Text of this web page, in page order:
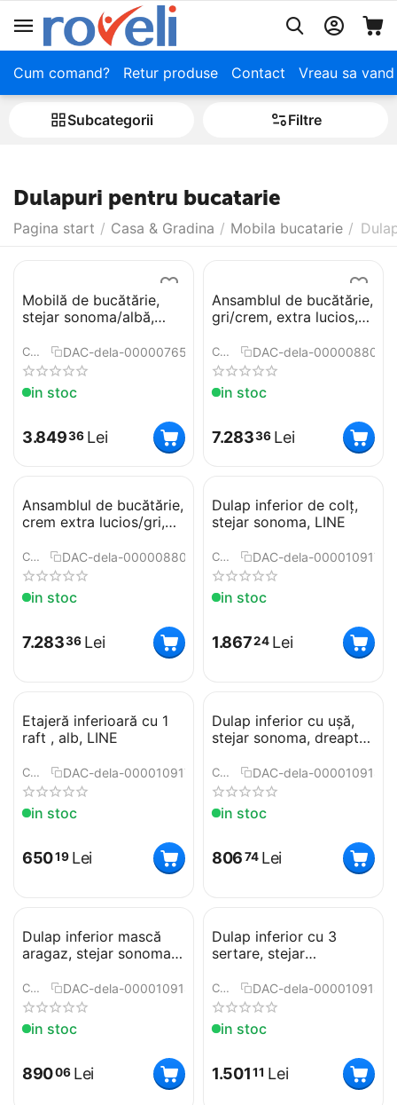
Cum comand? Retur produse Contact Vreau sa
Subcategorii Filtre
Dulapuri pentru bucatarie
Pagina start / Casa & Gradina / Mobila bucatarie /
Mobilă de bucătărie,
stejar sonoma/albă,
COD: DAC-dela-0000076532
in stoc
3.84936 Lei
Ansamblul de bucătărie,
gri/crem, extra lucios,
COD: DAC-dela-0000088001
in stoc
7.28336 Lei
Ansamblul de bucătărie,
crem extra lucios/gri,
COD: DAC-dela-0000088002
in stoc
7.28336 Lei
Dulap inferior de colţ,
stejar sonoma, LINE
COD: DAC-dela-0000109172
in stoc
1.86724 Lei
Etajeră inferioară cu 1
raft , alb, LINE
COD: DAC-dela-0000109175
in stoc
65019 Lei
Dulap inferior cu uşă,
stejar sonoma, dreapta,
COD: DAC-dela-0000109181
in stoc
80674 Lei
Dulap inferior mască
aragaz, stejar sonoma,
COD: DAC-dela-0000109184
in stoc
89006 Lei
Dulap inferior cu 3
sertare, stejar
D60S3
COD: DAC-dela-0000109185
in stoc
1.501 11 Lei